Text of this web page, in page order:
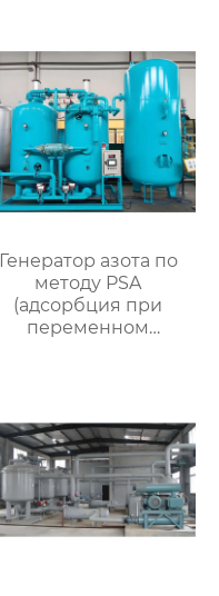
Генератор азота по
методу PSA
(адсорбция при
переменном